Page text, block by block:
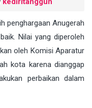
penghargaan Anugerah
Nilai yang diperoleh
oleh Komisi Aparatur
kota karena dianggap
perbaikan dalam